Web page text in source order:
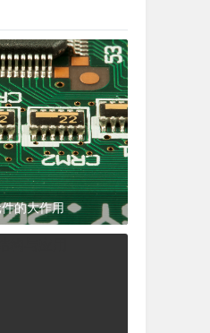
的大作用
杂谈